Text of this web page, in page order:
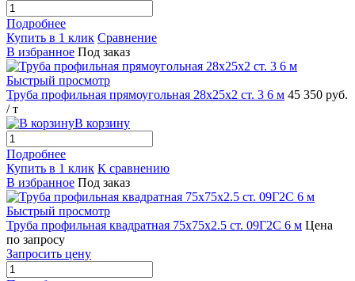
Подробнее
Купить в 1 клик Сравнение
В избранное Под заказ
Быстрый просмотр
Труба профильная прямоугольная 28х25х2 ст. 3 6 м 45 350 руб.
/ т
В корзину
Подробнее
Купить в 1 клик К сравнению
В избранное Под заказ
Быстрый просмотр
Труба профильная квадратная 75х75х2.5 ст. 09Г2С 6 м Цена
по запросу
Запросить цену